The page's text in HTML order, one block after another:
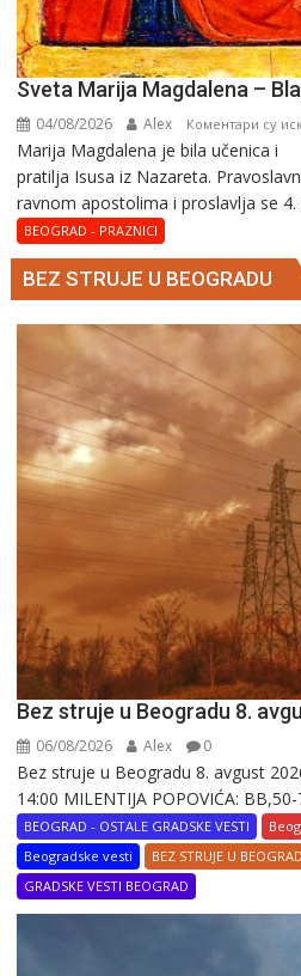
Sveta Marija Magdalena –
04/08/2026 Alex Коментари су
Marija Magdalena je bila učenica i
pratilja Isusa iz Nazareta.
ravnom apostolima i proslavlja se 4.
BEOGRAD - PRAZNICI
BEZ STRUJE U BEOGRADU
Bez struje u Beogradu 8.
06/08/2026 Alex 0
Bez struje u Beogradu 8. avgust
14:00 MILENTIJA POPOVIĆA:
BEOGRAD - OSTALE GRADSKE VESTI
Beogradske vesti
BEZ STRUJE U
GRADSKE VESTI BEOGRAD